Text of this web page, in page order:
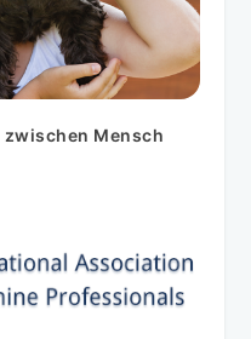
Mensch